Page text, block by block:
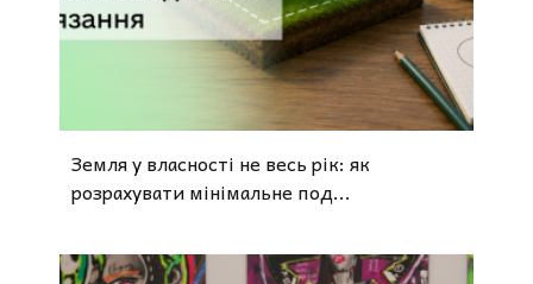
Земля у власності не весь рік: як
розрахувати мінімальне под...